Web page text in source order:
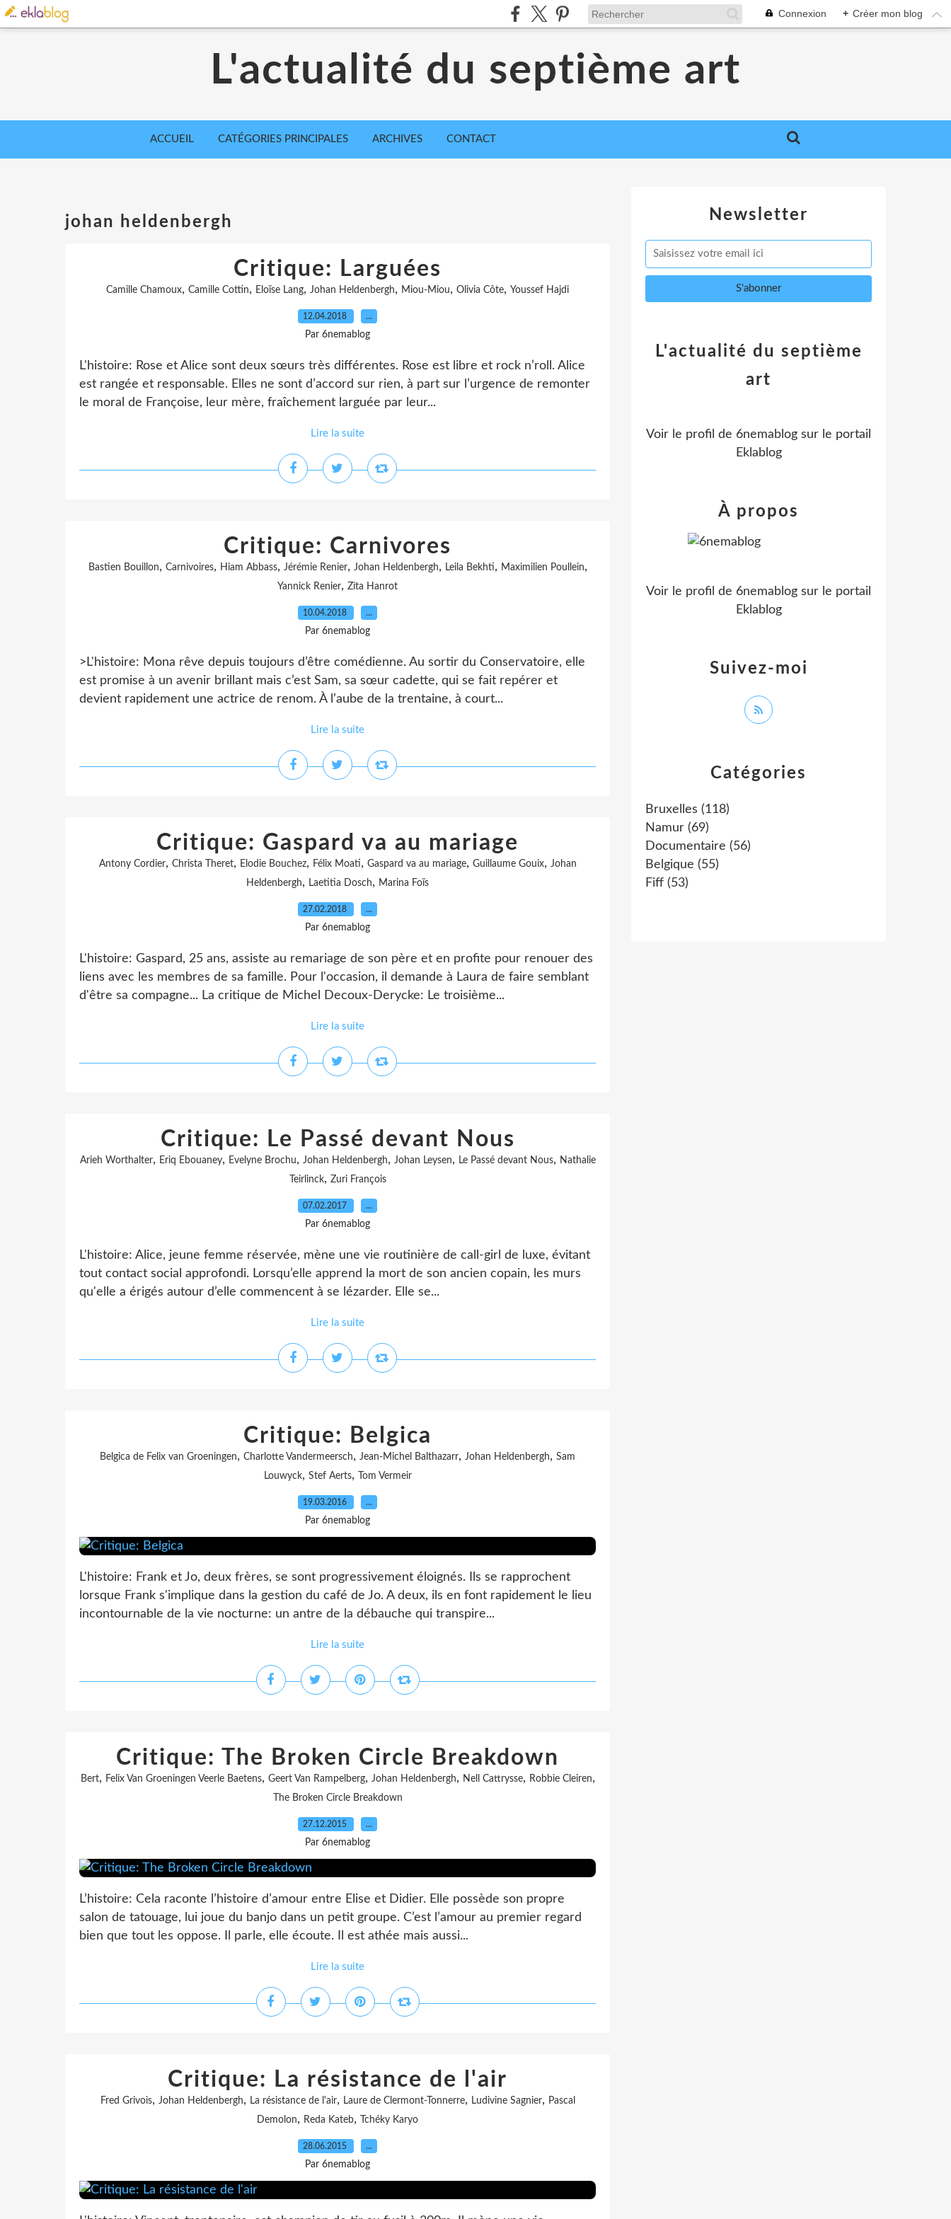
Connexion + Créer mon blog
L'actualité du septième art
ACCUEIL CATÉGORIES PRINCIPALES ARCHIVES CONTACT
johan heldenbergh
Critique: Larguées
Camille Chamoux, Camille Cottin, Eloïse Lang, Johan Heldenbergh, Miou-Miou, Olivia Côte, Youssef Hajdi
12.04.2018 …
Par 6nemablog
L'histoire: Rose et Alice sont deux sœurs très différentes. Rose est libre et rock n’roll. Alice
est rangée et responsable. Elles ne sont d’accord sur rien, à part sur l’urgence de remonter
le moral de Françoise, leur mère, fraîchement larguée par leur...
Lire la suite
Critique: Carnivores
Bastien Bouillon, Carnivoires, Hiam Abbass, Jérémie Renier, Johan Heldenbergh, Leila Bekhti, Maximilien Poullein,
Yannick Renier, Zita Hanrot
10.04.2018 …
Par 6nemablog
>L'histoire: Mona rêve depuis toujours d’être comédienne. Au sortir du Conservatoire, elle
est promise à un avenir brillant mais c’est Sam, sa sœur cadette, qui se fait repérer et
devient rapidement une actrice de renom. À l’aube de la trentaine, à court...
Lire la suite
Critique: Gaspard va au mariage
Antony Cordier, Christa Theret, Elodie Bouchez, Félix Moati, Gaspard va au mariage, Guillaume Gouix, Johan
Heldenbergh, Laetitia Dosch, Marina Foïs
27.02.2018 …
Par 6nemablog
L'histoire: Gaspard, 25 ans, assiste au remariage de son père et en profite pour renouer des
liens avec les membres de sa famille. Pour l'occasion, il demande à Laura de faire semblant
d'être sa compagne... La critique de Michel Decoux-Derycke: Le troisième...
Lire la suite
Critique: Le Passé devant Nous
Arieh Worthalter, Eriq Ebouaney, Evelyne Brochu, Johan Heldenbergh, Johan Leysen, Le Passé devant Nous, Nathalie
Teirlinck, Zuri François
07.02.2017 …
Par 6nemablog
L'histoire: Alice, jeune femme réservée, mène une vie routinière de call-girl de luxe, évitant
tout contact social approfondi. Lorsqu’elle apprend la mort de son ancien copain, les murs
qu'elle a érigés autour d’elle commencent à se lézarder. Elle se...
Lire la suite
Critique: Belgica
Belgica de Felix van Groeningen, Charlotte Vandermeersch, Jean-Michel Balthazarr, Johan Heldenbergh, Sam
Louwyck, Stef Aerts, Tom Vermeir
19.03.2016 …
Par 6nemablog
L'histoire: Frank et Jo, deux frères, se sont progressivement éloignés. Ils se rapprochent
lorsque Frank s'implique dans la gestion du café de Jo. A deux, ils en font rapidement le lieu
incontournable de la vie nocturne: un antre de la débauche qui transpire...
Lire la suite
Critique: The Broken Circle Breakdown
Bert, Felix Van Groeningen Veerle Baetens, Geert Van Rampelberg, Johan Heldenbergh, Nell Cattrysse, Robbie Cleiren,
The Broken Circle Breakdown
27.12.2015 …
Par 6nemablog
L’histoire: Cela raconte l’histoire d’amour entre Elise et Didier. Elle possède son propre
salon de tatouage, lui joue du banjo dans un petit groupe. C’est l’amour au premier regard
bien que tout les oppose. Il parle, elle écoute. Il est athée mais aussi...
Lire la suite
Critique: La résistance de l'air
Fred Grivois, Johan Heldenbergh, La résistance de l'air, Laure de Clermont-Tonnerre, Ludivine Sagnier, Pascal
Demolon, Reda Kateb, Tchéky Karyo
28.06.2015 …
Par 6nemablog
Newsletter
Catégories
Bruxelles (118)
Namur (69)
Documentaire (56)
Belgique (55)
Fiff (53)
L'actualité du septième
art
Voir le profil de 6nemablog sur le portail
Eklablog
Suivez-moi
À propos
Voir le profil de 6nemablog sur le portail
Eklablog